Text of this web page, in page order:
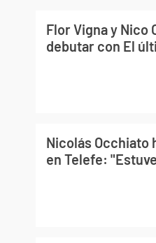
Flor Vigna y Nico
debutar con El
Nicolás Occhiato
en Telefe: